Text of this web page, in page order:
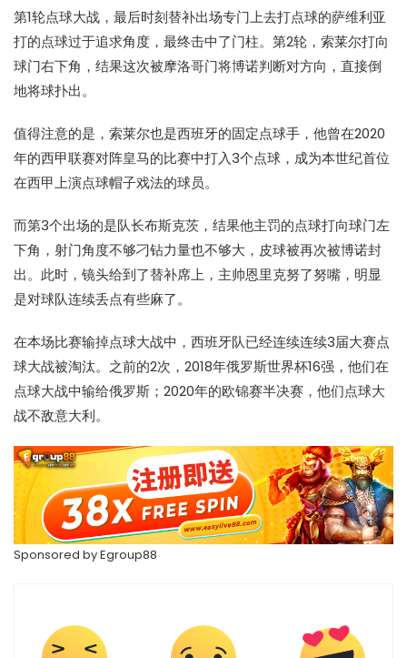
第1轮点球大战，最后时刻替补出场专门上去打点球的萨维利亚
打的点球过于追求角度，最终击中了门柱。第2轮，索莱尔打向
球门右下角，结果这次被摩洛哥门将博诺判断对方向，直接倒
地将球扑出。
值得注意的是，索莱尔也是西班牙的固定点球手，他曾在2020
年的西甲联赛对阵皇马的比赛中打入3个点球，成为本世纪首位
在西甲上演点球帽子戏法的球员。
而第3个出场的是队长布斯克茨，结果他主罚的点球打向球门左
下角，射门角度不够刁钻力量也不够大，皮球被再次被博诺封
出。此时，镜头给到了替补席上，主帅恩里克努了努嘴，明显
是对球队连续丢点有些麻了。
在本场比赛输掉点球大战中，西班牙队已经连续连续3届大赛点
球大战被淘汰。之前的2次，2018年俄罗斯世界杯16强，他们在
点球大战中输给俄罗斯；2020年的欧锦赛半决赛，他们点球大
战不敌意大利。
Sponsored byEgroup88